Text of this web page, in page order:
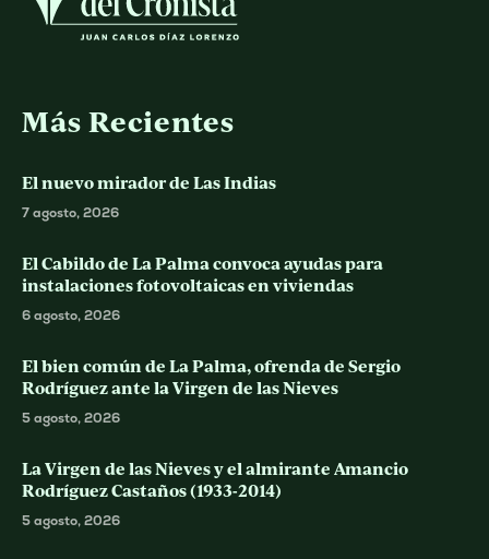
Más Recientes
El nuevo mirador de Las Indias
7 agosto, 2026
El Cabildo de La Palma convoca ayudas para
instalaciones fotovoltaicas en viviendas
6 agosto, 2026
El bien común de La Palma, ofrenda de Sergio
Rodríguez ante la Virgen de las Nieves
5 agosto, 2026
La Virgen de las Nieves y el almirante Amancio
Rodríguez Castaños (1933-2014)
5 agosto, 2026